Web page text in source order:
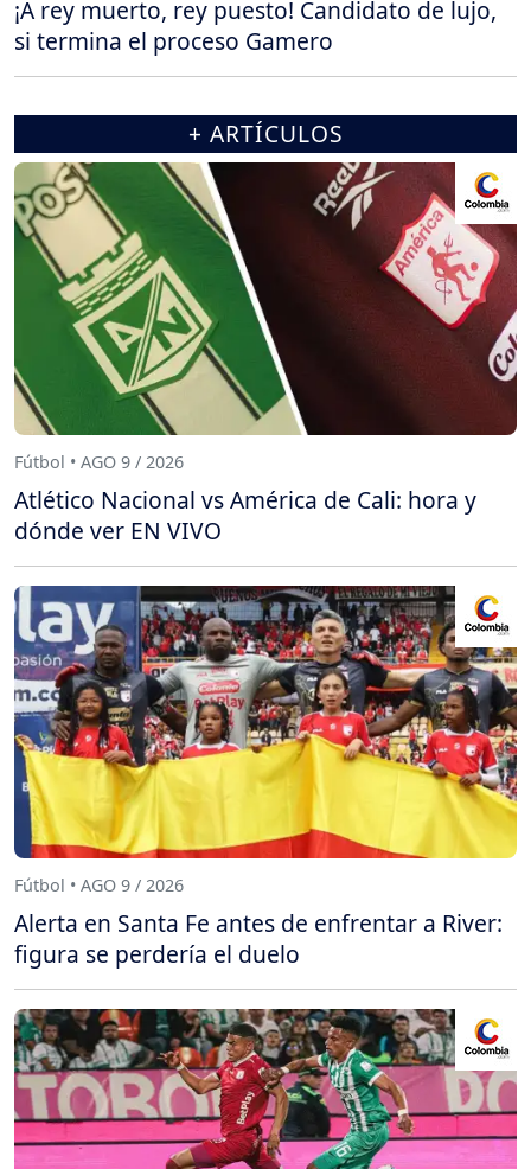
¡A rey muerto, rey puesto! Candidato de lujo,
si termina el proceso Gamero
+ ARTÍCULOS
Fútbol • AGO 9 / 2026
Atlético Nacional vs América de Cali: hora y
dónde ver EN VIVO
Fútbol • AGO 9 / 2026
Alerta en Santa Fe antes de enfrentar a River:
figura se perdería el duelo